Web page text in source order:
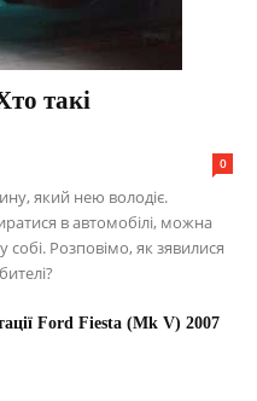
такі
0
який нею володіє.
в автомобілі, можна
собі. Розповімо, як зявилися
Ford Fiesta (Mk V) 2007